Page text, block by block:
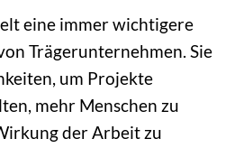
eine immer wichtigere
Trägerunternehmen. Sie
um Projekte
mehr Menschen zu
der Arbeit zu